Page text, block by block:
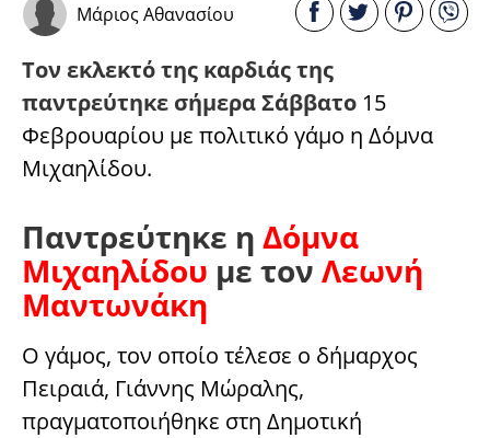
Μάριος Αθανασίου
Τον εκλεκτό της καρδιάς της
παντρεύτηκε σήμερα Σάββατο 15
Φεβρουαρίου με πολιτικό γάμο η Δόμνα
Μιχαηλίδου.
Παντρεύτηκε η Δόμνα
Μιχαηλίδου με τον Λεωνή
Μαντωνάκη
Ο γάμος, τον οποίο τέλεσε ο δήμαρχος
Πειραιά, Γιάννης Μώραλης,
πραγματοποιήθηκε στη Δημοτική